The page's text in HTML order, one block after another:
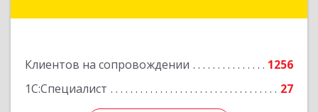
Клиентов на сопровождении
1256
1С:Специалист
27